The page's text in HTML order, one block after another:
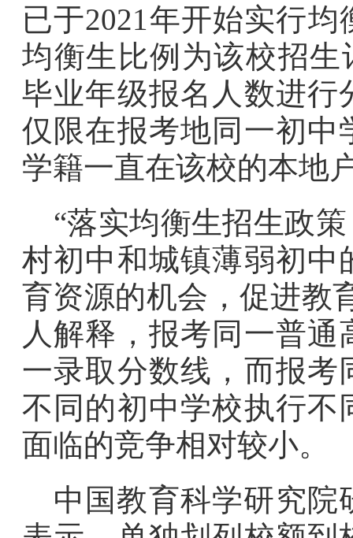
已于2021年开始实行
均衡生比例为该校招生
毕业年级报名人数进行
仅限在报考地同一初中
学籍一直在该校的本地
“落实均衡生招生政
村初中和城镇薄弱初中
育资源的机会，促进教
人解释，报考同一普
一录取分数线，而报考
不同的初中学校执行不
面临的竞争相对较小。
中国教育科学研究院